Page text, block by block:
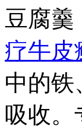
豆腐羹
疗牛皮
中的铁
吸收。